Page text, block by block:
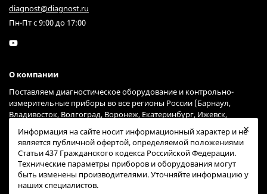
diagnost@diagnost.ru
Пн-Пт с 9:00 до 17:00
О компании
Поставляем диагностическое оборудование и контрольно-
измерительные приборы во все регионы России (Барнаул,
Владивосток, Волгоград, Воронеж, Екатеринбург, Ижевск,
Новгород, Новосибирск, Омск, Пермь, Ростов-на-Дону, Самара,
Санкт-Петербург, Саратов, Тольятти, Тюмень, Ульяновск, Уфа,
Хабаровск, Челябинск, Ярославль) через курьерские службы
Гарантпост и СДЭК (возможна доставка и через другие сервисы).
Информация на сайте носит информационный характер и не
является публичной офертой, определяемой положениями
Статьи 437 Гражданского кодекса Российской Федерации.
Технические параметры приборов и оборудования могут
быть изменены производителями. Уточняйте информацию у
наших специалистов.